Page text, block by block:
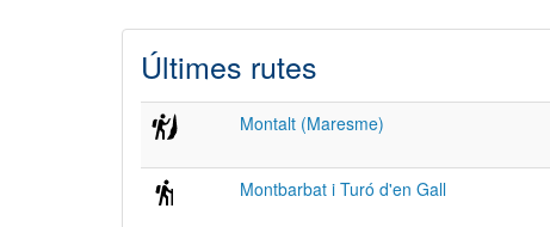
Últimes rutes
Montalt (Maresme)
Montbarbat i Turó d'en Gall